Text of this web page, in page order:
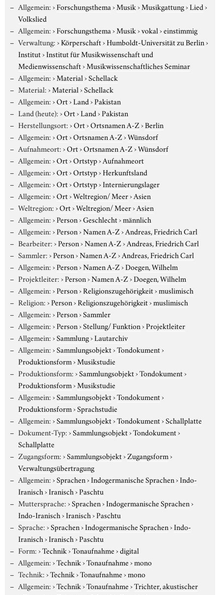
Allgemein:›Forschungsthema›Musik›Musikgattung›Lied›
Volkslied
Allgemein:›Forschungsthema›Musik›vokal›einstimmig
Verwaltung:›Körperschaft›Humboldt-Universität zu Berlin›
Institut›Institut für Musikwissenschaft und
Medienwissenschaft›Musikwissenschaftliches Seminar
Allgemein:›Material›Schellack
Material:›Material›Schellack
Allgemein:›Ort›Land›Pakistan
Land (heute):›Ort›Land›Pakistan
Herstellungsort:›Ort›Ortsnamen A-Z›Berlin
Allgemein:›Ort›Ortsnamen A-Z›Wünsdorf
Aufnahmeort:›Ort›Ortsnamen A-Z›Wünsdorf
Allgemein:›Ort›Ortstyp›Aufnahmeort
Allgemein:›Ort›Ortstyp›Herkunftsland
Allgemein:›Ort›Ortstyp›Internierungslager
Allgemein:›Ort›Weltregion/ Meer›Asien
Weltregion:›Ort›Weltregion/ Meer›Asien
Allgemein:›Person›Geschlecht›männlich
Allgemein:›Person›Namen A-Z›Andreas, Friedrich Carl
Bearbeiter:›Person›Namen A-Z›Andreas, Friedrich Carl
Sammler:›Person›Namen A-Z›Andreas, Friedrich Carl
Allgemein:›Person›Namen A-Z›Doegen, Wilhelm
Projektleiter:›Person›Namen A-Z›Doegen, Wilhelm
Allgemein:›Person›Religionszugehörigkeit›muslimisch
Religion:›Person›Religionszugehörigkeit›muslimisch
Allgemein:›Person›Sammler
Allgemein:›Person›Stellung/ Funktion›Projektleiter
Allgemein:›Sammlung›Lautarchiv
Allgemein:›Sammlungsobjekt›Tondokument›
Produktionsform›Musikstudie
Produktionsform:›Sammlungsobjekt›Tondokument›
Produktionsform›Musikstudie
Allgemein:›Sammlungsobjekt›Tondokument›
Produktionsform›Sprachstudie
Allgemein:›Sammlungsobjekt›Tondokument›Schallplatte
Dokument-Typ:›Sammlungsobjekt›Tondokument›
Schallplatte
Zugangsform:›Sammlungsobjekt›Zugangsform›
Verwaltungsübertragung
Allgemein:›Sprachen›Indogermanische Sprachen›Indo-
Iranisch›Iranisch›Paschtu
Muttersprache:›Sprachen›Indogermanische Sprachen›
Indo-Iranisch›Iranisch›Paschtu
Sprache:›Sprachen›Indogermanische Sprachen›Indo-
Iranisch›Iranisch›Paschtu
Form:›Technik›Tonaufnahme›digital
Allgemein:›Technik›Tonaufnahme›mono
Technik:›Technik›Tonaufnahme›mono
Allgemein:›Technik›Tonaufnahme›Trichter, akustischer